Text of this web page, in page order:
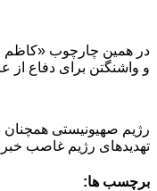
در همین چارچوب «کاظم
و واشنگتن برای دفاع از
رژیم صهیونیستی همچنان
تهدیدهای رژیم غاصب خبر
برچسب ها: